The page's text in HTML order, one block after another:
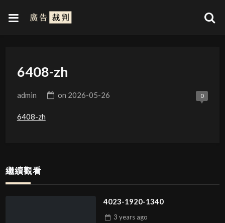
6408-zh
admin on 2026-05-26 0
6408-zh
繼續觀看
4023-1920-1340
3 years ago